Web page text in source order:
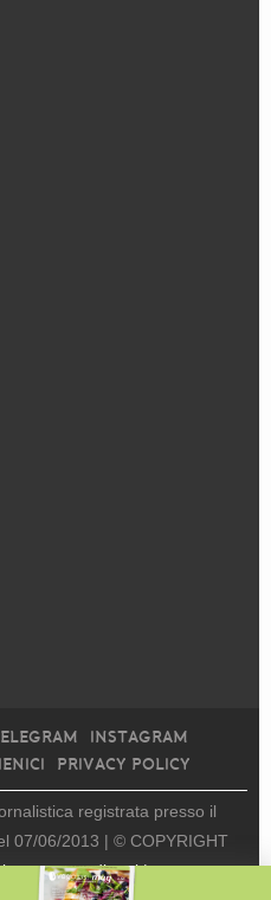
INSTAGRAM
PRIVACY POLICY
registrata presso il
07/06/2013 | © COPYRIGHT
media srl |